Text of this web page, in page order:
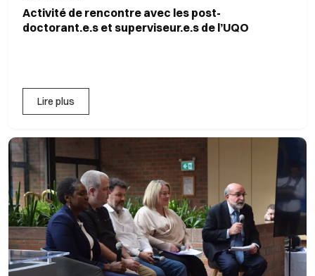
Activité de rencontre avec les post-
doctorant.e.s et superviseur.e.s de l’UQO
Lire plus